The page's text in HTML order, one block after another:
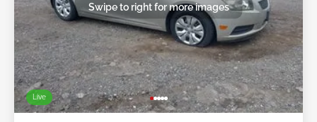
Live
Swipe to right for more images